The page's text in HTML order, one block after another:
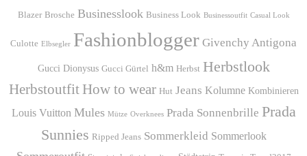
Blazer Brosche Businesslook Business Look Businessoutfit Casual Look
Culotte Elbsegler Fashionblogger Givenchy Antigona
Gucci Dionysus Gucci Gürtel h&m Herbst Herbstlook
Herbstoutfit How to wear Hut Jeans Kolumne Kombinieren
Louis Vuitton Mules Mütze Overknees Prada Sonnenbrille Prada
Sunnies Ripped Jeans Sommerkleid Sommerlook